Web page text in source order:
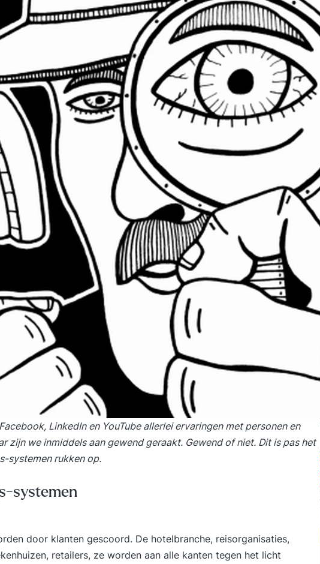
LinkedIn en YouTube allerlei ervaringen met personen en
zijn we inmiddels aan gewend geraakt. Gewend of niet. Dit is pas het
systemen rukken op.
systemen
door klanten gescoord. De hotelbranche, reisorganisaties,
retailers, ze worden aan alle kanten tegen het licht